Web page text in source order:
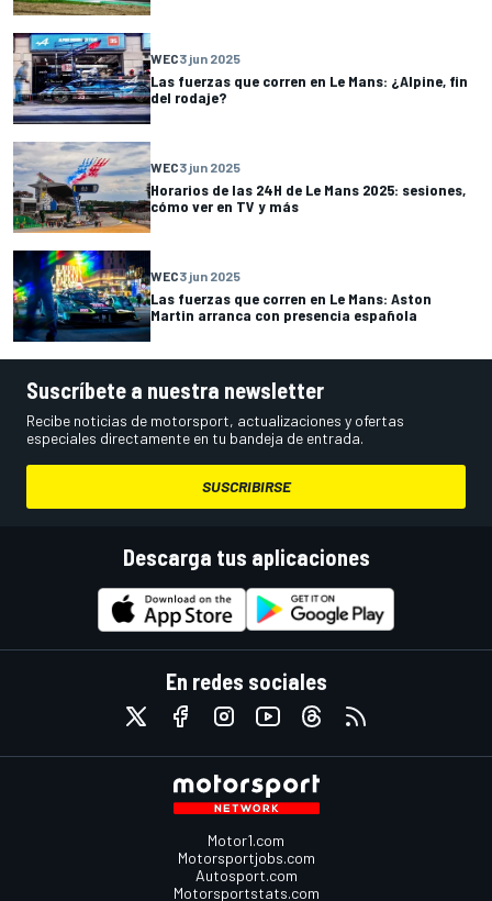
WEC3 jun 2025
Las fuerzas que corren en Le Mans: ¿Alpine, fin
del rodaje?
WEC3 jun 2025
Horarios de las 24H de Le Mans 2025: sesiones,
cómo ver en TV y más
WEC3 jun 2025
Las fuerzas que corren en Le Mans: Aston
Martin arranca con presencia española
Suscríbete a nuestra newsletter
Recibe noticias de motorsport, actualizaciones y ofertas
especiales directamente en tu bandeja de entrada.
SUSCRIBIRSE
Descarga tus aplicaciones
En redes sociales
Motor1.com
Motorsportjobs.com
Autosport.com
Motorsportstats.com